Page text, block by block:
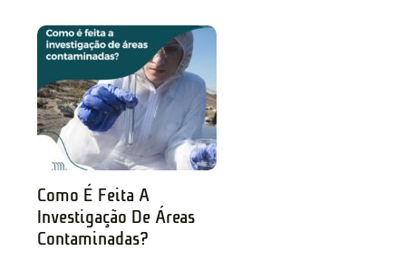
Como É Feita A
Investigação De Áreas
Contaminadas?